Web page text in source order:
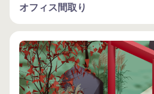
オフィス間取り